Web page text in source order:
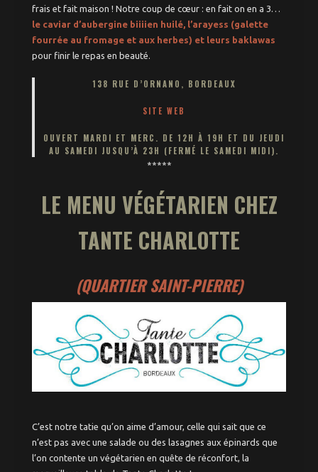
frais et fait maison ! Notre coup de cœur : en fait on en a 3…
le caviar d’aubergine biiiien huilé, l’arayess (galette
fourrée au fromage et aux herbes) et leurs baklawas
pour finir le repas en beauté.
138 RUE D’ORNANO, BORDEAUX
SITE WEB
OUVERT MARDI ET MERC. DE 12H À 19H ET DU JEUDI
AU SAMEDI JUSQU’À 23H (FERMÉ LE SAMEDI MIDI).
*****
LE MENU VÉGÉTARIEN CHEZ
TANTE CHARLOTTE
(QUARTIER SAINT-PIERRE)
C’est notre tatie qu’on aime d’amour, celle qui sait que ce
n’est pas avec une salade ou des lasagnes aux épinards que
l’on contente un végétarien en quête de réconfort, la